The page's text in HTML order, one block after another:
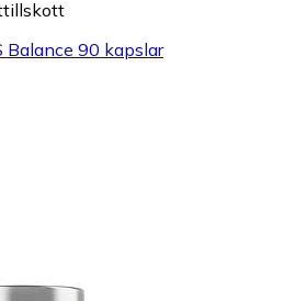
Balance 90 kapslar